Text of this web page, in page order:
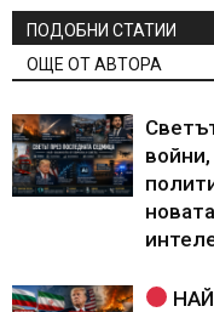
ПОДОБНИ СТАТИИ
ОЩЕ ОТ АВТОРА